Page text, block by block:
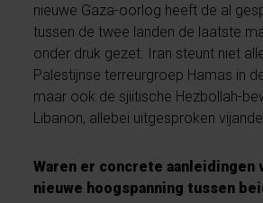
nieuwe Gaza-oorlog heeft de al
tussen de twee landen de laatste
onder druk gezet. Iran steunt niet
Palestijnse terreurgroep Hamas in
maar ook de sjiitische Hezbollah-
Libanon, allebei uitgesproken
Waren er concrete aanleidingen
nieuwe hoogspanning tussen